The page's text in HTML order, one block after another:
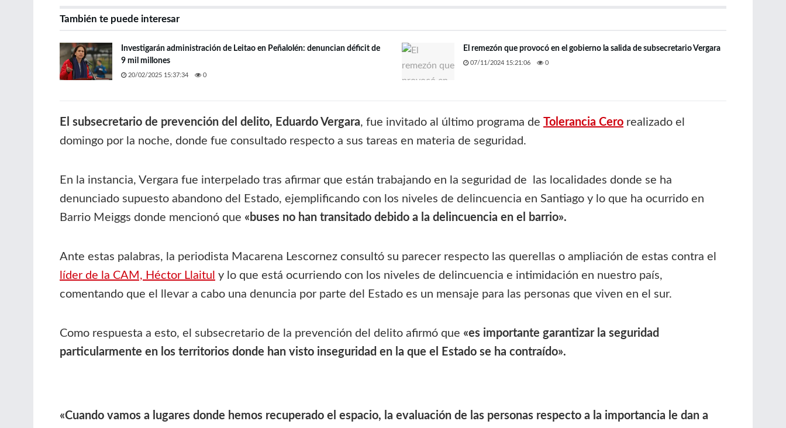
También te puede interesar
Investigarán administración de Leitao en Peñalolén: denuncian déficit de
9 mil millones
20/02/2025 15:37:34 0
El remezón que provocó en el gobierno la salida de subsecretario Vergara
07/11/2024 15:21:06 0
El subsecretario de prevención del delito, Eduardo Vergara, fue invitado al último programa de Tolerancia Cero realizado el
domingo por la noche, donde fue consultado respecto a sus tareas en materia de seguridad.
En la instancia, Vergara fue interpelado tras afirmar que están trabajando en la seguridad de las localidades donde se ha
denunciado supuesto abandono del Estado, ejemplificando con los niveles de delincuencia en Santiago y lo que ha ocurrido en
Barrio Meiggs donde mencionó que «buses no han transitado debido a la delincuencia en el barrio».
Ante estas palabras, la periodista Macarena Lescornez consultó su parecer respecto las querellas o ampliación de estas contra el
líder de la CAM, Héctor Llaitul y lo que está ocurriendo con los niveles de delincuencia e intimidación en nuestro país,
comentando que el llevar a cabo una denuncia por parte del Estado es un mensaje para las personas que viven en el sur.
Como respuesta a esto, el subsecretario de la prevención del delito afirmó que «es importante garantizar la seguridad
particularmente en los territorios donde han visto inseguridad en la que el Estado se ha contraído».
«Cuando vamos a lugares donde hemos recuperado el espacio, la evaluación de las personas respecto a la importancia le dan a